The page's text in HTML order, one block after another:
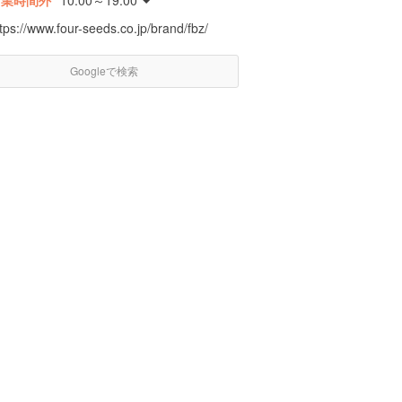
www.four-seeds.co.jp/brand/fbz/
Googleで検索